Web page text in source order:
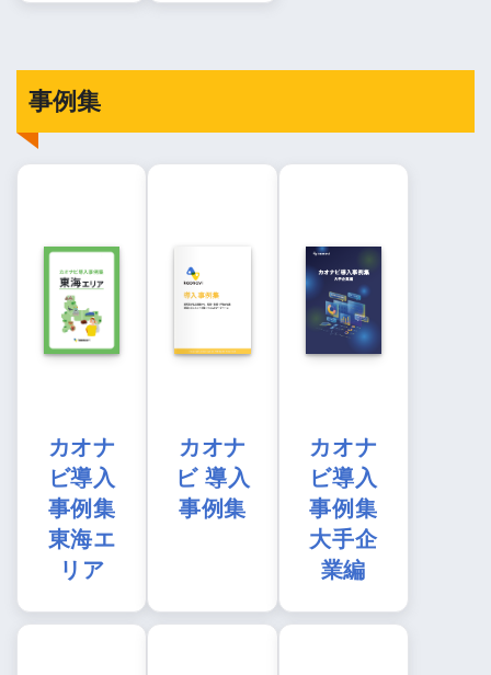
事例集
カオナ
ビ導入
事例集
東海エ
リア
カオナ
ビ 導入
事例集
カオナ
ビ導入
事例集
大手企
業編